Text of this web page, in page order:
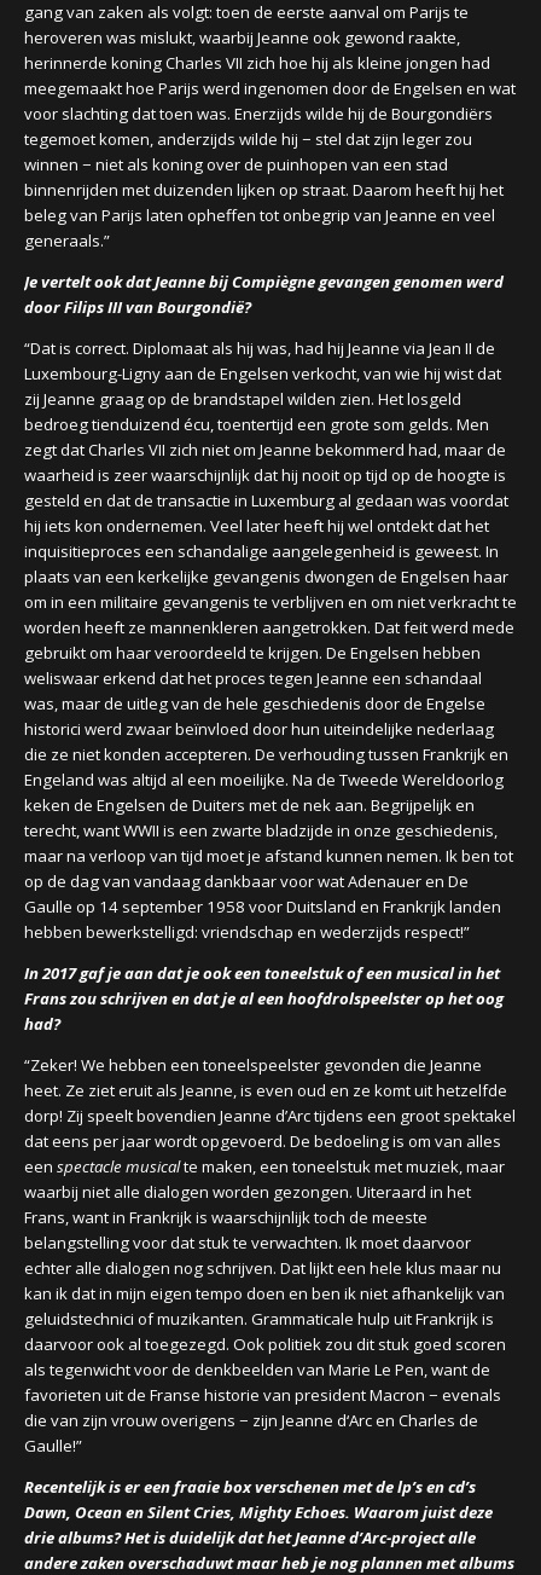
gang van zaken als volgt: toen de eerste aanval om Parijs te
heroveren was mislukt, waarbij Jeanne ook gewond raakte,
herinnerde koning Charles VII zich hoe hij als kleine jongen had
meegemaakt hoe Parijs werd ingenomen door de Engelsen en wat
voor slachting dat toen was. Enerzijds wilde hij de Bourgondiërs
tegemoet komen, anderzijds wilde hij − stel dat zijn leger zou
winnen − niet als koning over de puinhopen van een stad
binnenrijden met duizenden lijken op straat. Daarom heeft hij het
beleg van Parijs laten opheffen tot onbegrip van Jeanne en veel
generaals.”
Je vertelt ook dat Jeanne bij Compiègne gevangen genomen werd
door Filips III van Bourgondië?
“Dat is correct. Diplomaat als hij was, had hij Jeanne via Jean II de
Luxembourg-Ligny aan de Engelsen verkocht, van wie hij wist dat
zij Jeanne graag op de brandstapel wilden zien. Het losgeld
bedroeg tienduizend écu, toentertijd een grote som gelds. Men
zegt dat Charles VII zich niet om Jeanne bekommerd had, maar de
waarheid is zeer waarschijnlijk dat hij nooit op tijd op de hoogte is
gesteld en dat de transactie in Luxemburg al gedaan was voordat
hij iets kon ondernemen. Veel later heeft hij wel ontdekt dat het
inquisitieproces een schandalige aangelegenheid is geweest. In
plaats van een kerkelijke gevangenis dwongen de Engelsen haar
om in een militaire gevangenis te verblijven en om niet verkracht te
worden heeft ze mannenkleren aangetrokken. Dat feit werd mede
gebruikt om haar veroordeeld te krijgen. De Engelsen hebben
weliswaar erkend dat het proces tegen Jeanne een schandaal
was, maar de uitleg van de hele geschiedenis door de Engelse
historici werd zwaar beïnvloed door hun uiteindelijke nederlaag
die ze niet konden accepteren. De verhouding tussen Frankrijk en
Engeland was altijd al een moeilijke. Na de Tweede Wereldoorlog
keken de Engelsen de Duiters met de nek aan. Begrijpelijk en
terecht, want WWII is een zwarte bladzijde in onze geschiedenis,
maar na verloop van tijd moet je afstand kunnen nemen. Ik ben tot
op de dag van vandaag dankbaar voor wat Adenauer en De
Gaulle op 14 september 1958 voor Duitsland en Frankrijk landen
hebben bewerkstelligd: vriendschap en wederzijds respect!”
In 2017 gaf je aan dat je ook een toneelstuk of een musical in het
Frans zou schrijven en dat je al een hoofdrolspeelster op het oog
had?
“Zeker! We hebben een toneelspeelster gevonden die Jeanne
heet. Ze ziet eruit als Jeanne, is even oud en ze komt uit hetzelfde
dorp! Zij speelt bovendien Jeanne d’Arc tijdens een groot spektakel
dat eens per jaar wordt opgevoerd. De bedoeling is om van alles
een spectacle musicalte maken, een toneelstuk met muziek, maar
waarbij niet alle dialogen worden gezongen. Uiteraard in het
Frans, want in Frankrijk is waarschijnlijk toch de meeste
belangstelling voor dat stuk te verwachten. Ik moet daarvoor
echter alle dialogen nog schrijven. Dat lijkt een hele klus maar nu
kan ik dat in mijn eigen tempo doen en ben ik niet afhankelijk van
geluidstechnici of muzikanten. Grammaticale hulp uit Frankrijk is
daarvoor ook al toegezegd. Ook politiek zou dit stuk goed scoren
als tegenwicht voor de denkbeelden van Marie Le Pen, want de
favorieten uit de Franse historie van president Macron − evenals
die van zijn vrouw overigens − zijn Jeanne d‘Arc en Charles de
Gaulle!”
Recentelijk is er een fraaie box verschenen met de lp’s en cd’s
Dawn, Ocean en Silent Cries, Mighty Echoes. Waarom juist deze
drie albums? Het is duidelijk dat het Jeanne d’Arc-project alle
andere zaken overschaduwt maar heb je nog plannen met albums